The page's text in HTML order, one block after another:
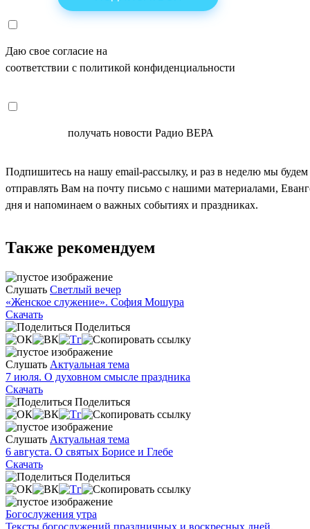
Даю свое согласие на
соответствии с политикой конфиденциальности
получать новости Радио ВЕРА
Подпишитесь на нашу email-рассылку, и раз в неделю мы будем
отправлять Вам на почту письмо с нашими материалами,
дня и напоминаем о важных событиях и праздниках.
Также рекомендуем
Слушать Светлый вечер
«Женское служение». София Мошура
Скачать
Поделиться
Слушать Актуальная тема
7 июля. О духовном смысле праздника
Скачать
Поделиться
Слушать Актуальная тема
6 августа. О святых Борисе и Глебе
Скачать
Поделиться
Богослужения утра
Тексты богослужений праздничных и воскресных дней.